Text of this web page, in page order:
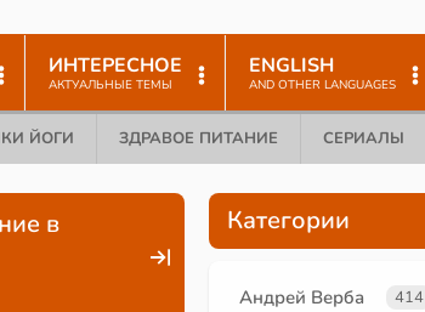
ИНТЕРЕСНОЕ
АКТУАЛЬНЫЕ ТЕМЫ
ENGLISH
AND OTHER LANGUAGES
ЙОГИ ЗДРАВОЕ ПИТАНИЕ СЕРИАЛЫ
в
Категории
Андрей Верба 414